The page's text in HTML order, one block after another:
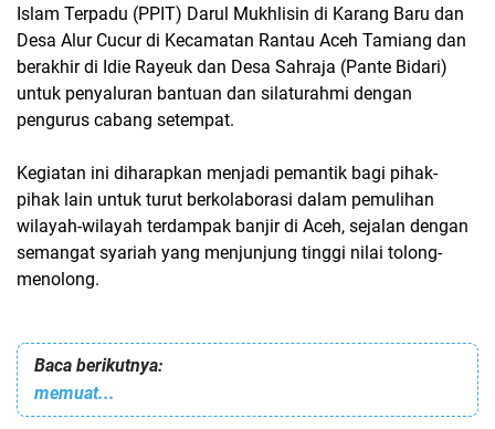
Islam Terpadu (PPIT) Darul Mukhlisin di Karang Baru dan
Desa Alur Cucur di Kecamatan Rantau Aceh Tamiang dan
berakhir di Idie Rayeuk dan Desa Sahraja (Pante Bidari)
untuk penyaluran bantuan dan silaturahmi dengan
pengurus cabang setempat.
​Kegiatan ini diharapkan menjadi pemantik bagi pihak-
pihak lain untuk turut berkolaborasi dalam pemulihan
wilayah-wilayah terdampak banjir di Aceh, sejalan dengan
semangat syariah yang menjunjung tinggi nilai tolong-
menolong.
Baca berikutnya:
memuat...